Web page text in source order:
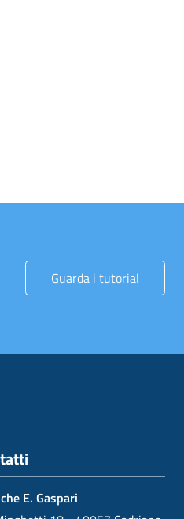
Guarda i tutorial
E. Gaspari